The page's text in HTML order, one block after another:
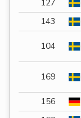
127
143
104
169
156